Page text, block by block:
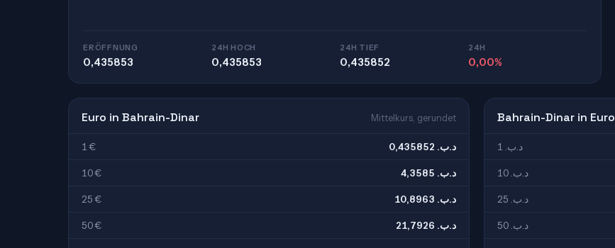
ERÖFFNUNG
0,435853
24H HOCH
0,435853
24H TIEF
0,435852
24H
0,00%
Euro in Bahrain-Dinar Mittelkurs, gerundet
1 € 0,435852 .د.ب
10 € 4,3585 .د.ب
25 € 10,8963 .د.ب
50 € 21,7926 .د.ب
Bahrain-Dinar in Euro
1 .د.ب
10 .د.ب
25 .د.ب
50 .د.ب